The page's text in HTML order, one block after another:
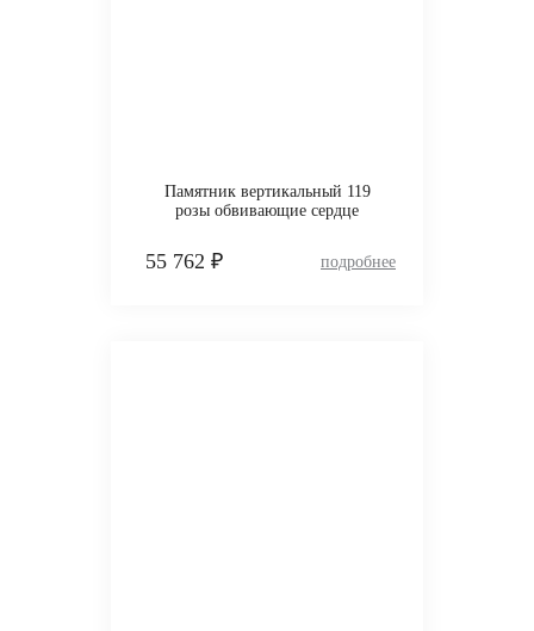
Памятник вертикальный 119
розы обвивающие сердце
55 762 ₽